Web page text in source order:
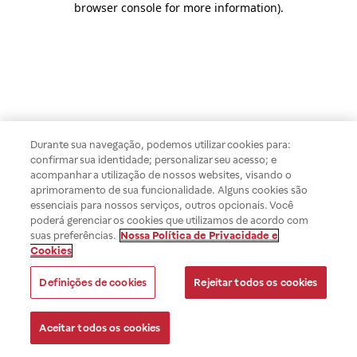
browser console for more information).
Durante sua navegação, podemos utilizar cookies para:
confirmar sua identidade; personalizar seu acesso; e
acompanhar a utilização de nossos websites, visando o
aprimoramento de sua funcionalidade. Alguns cookies são
essenciais para nossos serviços, outros opcionais. Você
poderá gerenciar os cookies que utilizamos de acordo com
suas preferências. Nossa Política de Privacidade e
Cookies
Definições de cookies Rejeitar todos os cookies
Aceitar todos os cookies